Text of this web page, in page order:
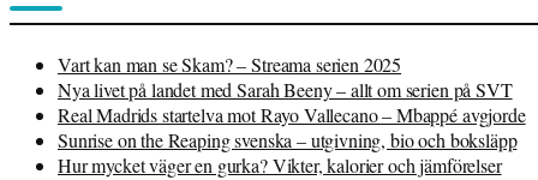
Vart kan man se Skam? – Streama serien 2025
Nya livet på landet med Sarah Beeny – allt om serien på SVT
Real Madrids startelva mot Rayo Vallecano – Mbappé avgjorde
Sunrise on the Reaping svenska – utgivning, bio och boksläpp
Hur mycket väger en gurka? Vikter, kalorier och jämförelser